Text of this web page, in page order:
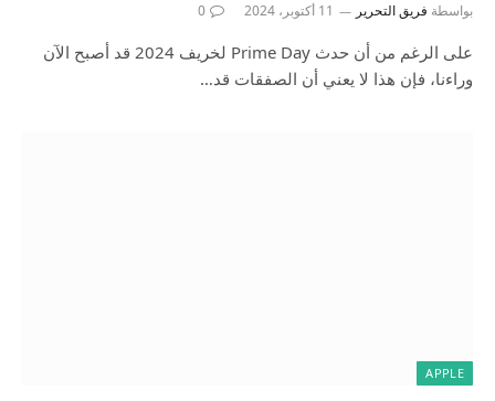
بواسطة فريق التحرير 11 أكتوبر، 2024 0
على الرغم من أن حدث Prime Day لخريف 2024 قد أصبح الآن
وراءنا، فإن هذا لا يعني أن الصفقات قد…
APPLE